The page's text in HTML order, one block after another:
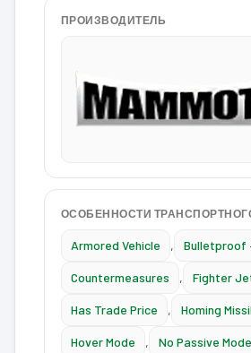
ПРОИЗВОДИТЕЛЬ
ОСОБЕННОСТИ
Armored Vehicle , Bulletproof
Countermeasures , Fighter
Has Trade Price , Homing
Hover Mode , No Passive Mode